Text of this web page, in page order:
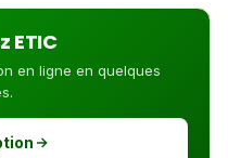
ETIC
en ligne en quelques